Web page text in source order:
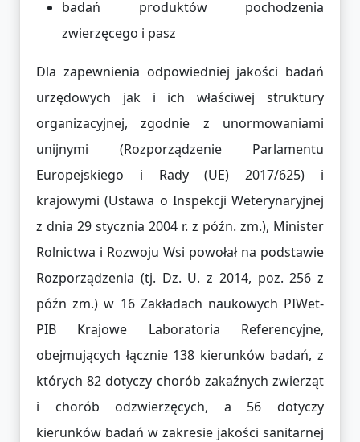
badań produktów pochodzenia
zwierzęcego i pasz
Dla zapewnienia odpowiedniej jakości badań
urzędowych jak i ich właściwej struktury
organizacyjnej, zgodnie z unormowaniami
unijnymi (Rozporządzenie Parlamentu
Europejskiego i Rady (UE) 2017/625) i
krajowymi (Ustawa o Inspekcji Weterynaryjnej
z dnia 29 stycznia 2004 r. z późn. zm.), Minister
Rolnictwa i Rozwoju Wsi powołał na podstawie
Rozporządzenia (tj. Dz. U. z 2014, poz. 256 z
późn zm.) w 16 Zakładach naukowych PIWet-
PIB Krajowe Laboratoria Referencyjne,
obejmujących łącznie 138 kierunków badań, z
których 82 dotyczy chorób zakaźnych zwierząt
i chorób odzwierzęcych, a 56 dotyczy
kierunków badań w zakresie jakości sanitarnej